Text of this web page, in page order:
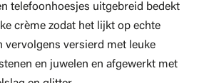
telefoonhoesjes uitgebreid bedekt
crème zodat het lijkt op echte
vervolgens versierd met leuke
en juwelen en afgewerkt met